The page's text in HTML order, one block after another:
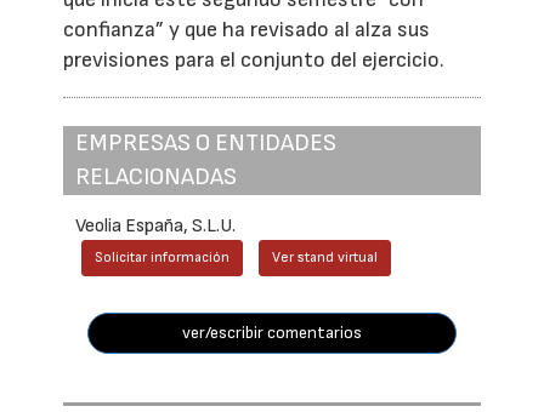
confianza” y que ha revisado al alza sus
previsiones para el conjunto del ejercicio.
EMPRESAS O ENTIDADES
RELACIONADAS
Veolia España, S.L.U.
Solicitar información Ver stand virtual
ver/escribir comentarios